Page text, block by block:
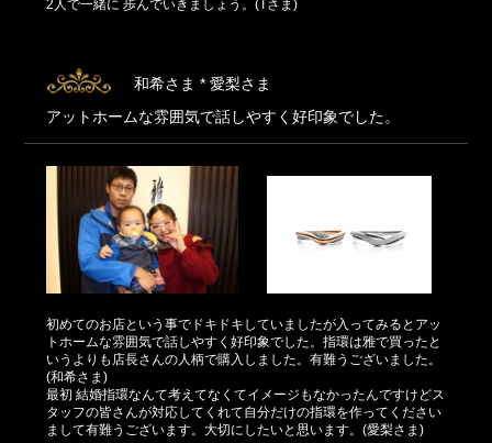
2人で一緒に 歩んでいきましょう。(Tさま)
和希さま * 愛梨さま
アットホームな雰囲気で話しやすく好印象でした。
初めてのお店という事でドキドキしていましたが入ってみるとアッ
トホームな雰囲気で話しやすく好印象でした。指環は雅で買ったと
いうよりも店長さんの人柄で購入しました。有難うございました。
(和希さま)
最初 結婚指環なんて考えてなくてイメージもなかったんですけどス
タッフの皆さんが対応してくれて自分だけの指環を作ってください
まして有難うございます。大切にしたいと思います。(愛梨さま)